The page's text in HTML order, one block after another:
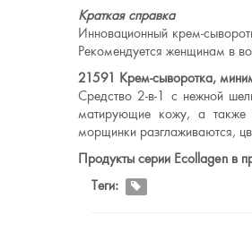
Краткая справка
Инновационный крем-
Рекомендуется женщинам в
21591 Крем-сыворотка,
Средство 2-в-1 с нежной
матирующие кожу, а также
морщинки разглаживаются,
Продукты серии Ecollagen в
Теги: